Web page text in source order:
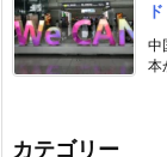
中
本
カテゴリー